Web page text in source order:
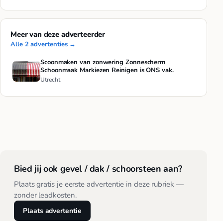
Meer van deze adverteerder
Alle 2 advertenties →
Scoonmaken van zonwering Zonnescherm
Schoonmaak Markiezen Reinigen is ONS vak.
Utrecht
Bied jij ook gevel / dak / schoorsteen aan?
Plaats gratis je eerste advertentie in deze rubriek —
zonder leadkosten.
Plaats advertentie